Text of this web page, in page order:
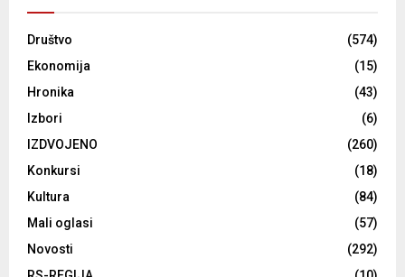
Društvo
(574)
Ekonomija
(15)
Hronika
(43)
Izbori
(6)
IZDVOJENO
(260)
Konkursi
(18)
Kultura
(84)
Mali oglasi
(57)
Novosti
(292)